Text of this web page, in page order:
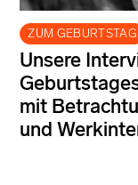
ZUM GEBURTSTAG
Unsere
mit
und